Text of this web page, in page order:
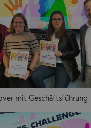
mit Geschäftsführung